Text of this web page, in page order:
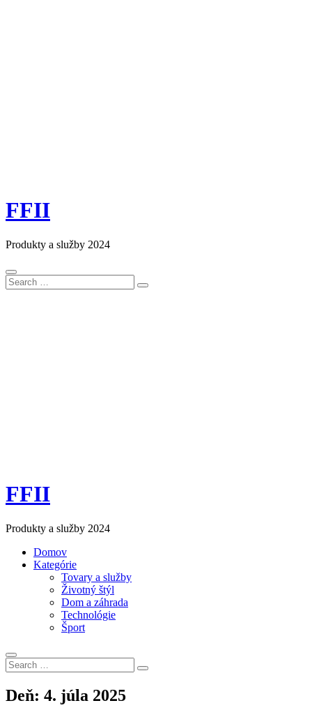
FFII
Produkty a služby 2024
Search
for:
Search
FFII
Produkty a služby 2024
Domov
Kategórie
Tovary a služby
Životný štýl
Dom a záhrada
Technológie
Šport
Search
for:
Search
Deň: 4. júla 2025